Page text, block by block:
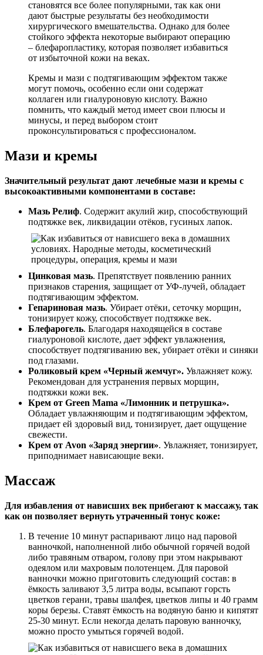
становятся все более популярными, так как они
дают быстрые результаты без необходимости
хирургического вмешательства. Однако для более
стойкого эффекта некоторые выбирают операцию
– блефаропластику, которая позволяет избавиться
от избыточной кожи на веках.
Кремы и мази с подтягивающим эффектом также
могут помочь, особенно если они содержат
коллаген или гиалуроновую кислоту. Важно
помнить, что каждый метод имеет свои плюсы и
минусы, и перед выбором стоит
проконсультироваться с профессионалом.
Мази и кремы
Значительный результат дают лечебные мази и кремы с
высокоактивными компонентами в составе:
Мазь Релиф. Содержит акулий жир, способствующий
подтяжке век, ликвидации отёков, гусиных лапок.
Цинковая мазь. Препятствует появлению ранних
признаков старения, защищает от УФ-лучей, обладает
подтягивающим эффектом.
Гепариновая мазь. Убирает отёки, сеточку морщин,
тонизирует кожу, способствует подтяжке век.
Блефарогель. Благодаря находящейся в составе
гиалуроновой кислоте, дает эффект увлажнения,
способствует подтягиванию век, убирает отёки и синяки
под глазами.
Роликовый крем «Черный жемчуг». Увлажняет кожу.
Рекомендован для устранения первых морщин,
подтяжки кожи век.
Крем от Green Mama «Лимонник и петрушка».
Обладает увлажняющим и подтягивающим эффектом,
придает ей здоровый вид, тонизирует, дает ощущение
свежести.
Крем от Avon «Заряд энергии». Увлажняет, тонизирует,
приподнимает нависающие веки.
Массаж
Для избавления от нависших век прибегают к массажу, так
как он позволяет вернуть утраченный тонус коже:
В течение 10 минут распаривают лицо над паровой
ванночкой, наполненной либо обычной горячей водой
либо травяным отваром, голову при этом накрывают
одеялом или махровым полотенцем. Для паровой
ванночки можно приготовить следующий состав: в
ёмкость заливают 3,5 литра воды, всыпают горсть
цветков герани, травы шалфея, цветков липы и 40 грамм
коры березы. Ставят ёмкость на водяную баню и кипятят
25-30 минут. Если некогда делать паровую ванночку,
можно просто умыться горячей водой.